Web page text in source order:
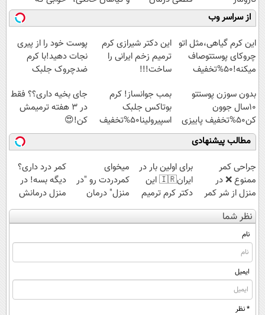
ازبین‌برنده انواع
عنکبوت
کنید!
◗پرسش‌نامه◖
نابودکننده انواع
حشرات خانگی و
آفات
میلیاردر شد.
آموزش رایگان
از سراسر وب
این کرم گیاهی،مثل اتو
چروکای پوستتوصاف
میکنه!50%تخفیف
این دکتر شیرازی کرم
ترمیم زخم ایرانی را
ساخت!!!
پوست خود را از پیری
نجات دهید!با کرم
ضدچروک جلبک
بدون سوزن پوستتو
10سال جوون
کن50%تخفیف پاییزی
بمب جوانساز! کرم
بوتاکس جلبک
اسپیرولینا50%تخفیف
جای بخیه داری؟؟ فقط
در 3 هفته ترمیمش
کن!😍
مطالب پیشنهادی
جراحی کمر
ممنوع ❌ در
منزل از شر کمر
درد خلاص
شوید◂پرسش‌نامه
برای اولین بار در
ایران🇮🇷 این
دکتر کرم ترمیم
کننده 23 روزه
ساخت!
میخوای
کمردردت رو "در
منزل" درمان
کنی؟ (◂فیلم +
◂پرسش‌نامه)
کمر درد داری؟
دیگه بسه! در
منزل درمانش
کن
(◀پرسش‌نامه)
نظر شما
نام
ایمیل
* نظر